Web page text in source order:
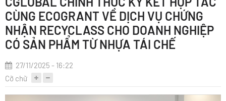
CÙNG ECOGRANT VỀ DỊCH VỤ CHỨNG
NHẬN RECYCLASS CHO DOANH NGHIỆP
CÓ SẢN PHẨM TỪ NHỰA TÁI CHẾ
27/11/2025 - 16:22
Cỡ chữ